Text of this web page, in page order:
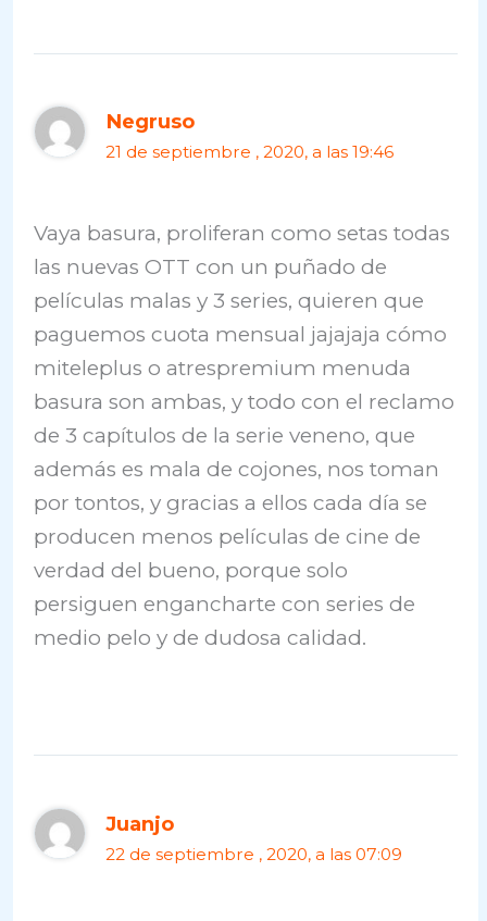
Negruso
21 de septiembre , 2020, a las 19:46
Vaya basura, proliferan como setas todas
las nuevas OTT con un puñado de
películas malas y 3 series, quieren que
paguemos cuota mensual jajajaja cómo
miteleplus o atrespremium menuda
basura son ambas, y todo con el reclamo
de 3 capítulos de la serie veneno, que
además es mala de cojones, nos toman
por tontos, y gracias a ellos cada día se
producen menos películas de cine de
verdad del bueno, porque solo
persiguen engancharte con series de
medio pelo y de dudosa calidad.
Juanjo
22 de septiembre , 2020, a las 07:09